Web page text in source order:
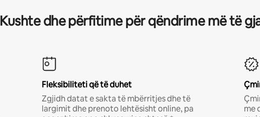
Kushte dhe përfitime për qëndrime më të
Fleksibiliteti që të duhet
Zgjidh datat e sakta të mbërritjes dhe të
largimit dhe prenoto lehtësisht online, pa
me